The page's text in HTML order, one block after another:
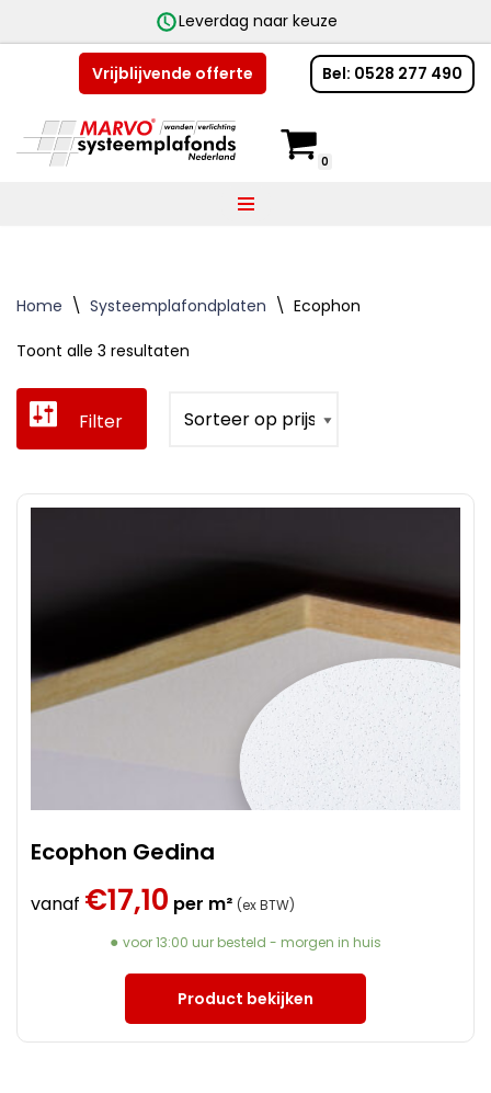
Leverdag naar keuze
naar
Vrijblijvende offerte Bel: 0528 277 490
0
Home \ Systeemplafondplaten \ Ecophon
Toont alle 3 resultaten
Ecophon Gedina
vanaf €17,10 per m² (ex BTW)
voor 13:00 uur besteld - morgen in huis
Product bekijken